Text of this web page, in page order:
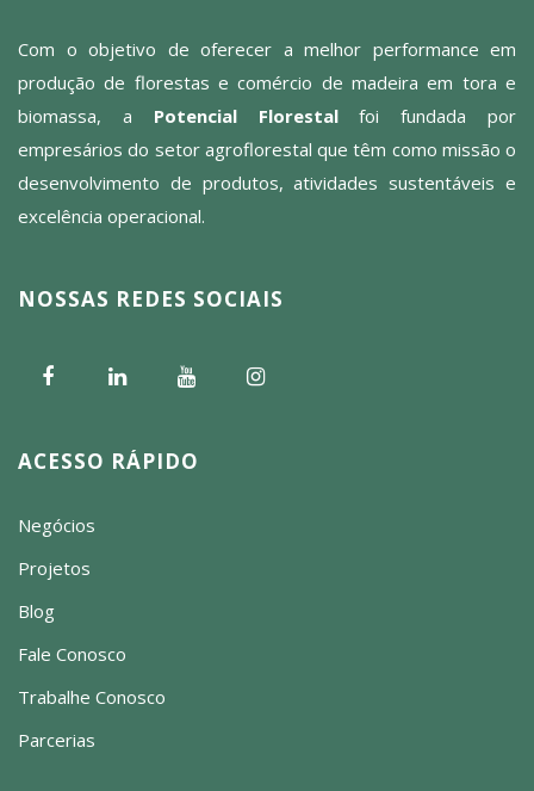
Com o objetivo de oferecer a melhor performance em
produção de florestas e comércio de madeira em tora e
biomassa, a Potencial Florestalfoi fundada por
empresários do setor agroflorestal que têm como missão o
desenvolvimento de produtos, atividades sustentáveis e
excelência operacional.
NOSSAS REDES SOCIAIS
ACESSO RÁPIDO
Negócios
Projetos
Blog
Fale Conosco
Trabalhe Conosco
Parcerias